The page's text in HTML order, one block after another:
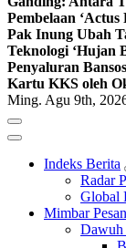
Pembelaan ‘Actus
Pak Inung Ubah
Teknologi ‘Hujan
Penyaluran
Kartu KKS oleh
Ming. Agu 9th,
Indeks Berita
Radar
Global
Mimbar
Dawuh